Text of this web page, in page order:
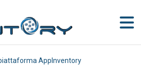
AppInventory